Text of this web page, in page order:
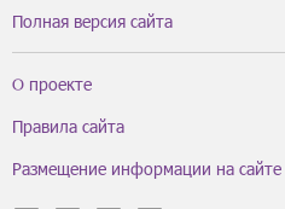
Полная версия сайта
О проекте
Правила сайта
Размещение информации на сайте